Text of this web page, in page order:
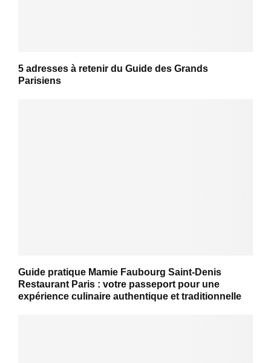
5 adresses à retenir du Guide des Grands
Parisiens
Guide pratique Mamie Faubourg Saint-Denis
Restaurant Paris : votre passeport pour une
expérience culinaire authentique et traditionnelle